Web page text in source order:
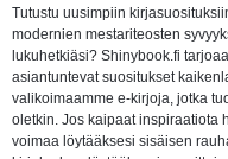
Tutustu uusimpiin
modernien mestariteosten
lukuhetkiäsi? Shinybook.fi
asiantuntevat suositukset
valikoimaamme e-kirjoja, jotka
oletkin. Jos kaipaat inspiraatiota
voimaa löytääksesi sisäisen